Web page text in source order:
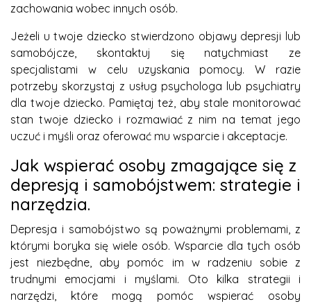
zachowania wobec innych osób.
Jeżeli u twoje dziecko stwierdzono objawy depresji lub
samobójcze, skontaktuj się natychmiast ze
specjalistami w celu uzyskania pomocy. W razie
potrzeby skorzystaj z usług psychologa lub psychiatry
dla twoje dziecko. Pamiętaj też, aby stale monitorować
stan twoje dziecko i rozmawiać z nim na temat jego
uczuć i myśli oraz oferować mu wsparcie i akceptacje.
Jak wspierać osoby zmagające się z
depresją i samobójstwem: strategie i
narzędzia.
Depresja i samobójstwo są poważnymi problemami, z
którymi boryka się wiele osób. Wsparcie dla tych osób
jest niezbędne, aby pomóc im w radzeniu sobie z
trudnymi emocjami i myślami. Oto kilka strategii i
narzędzi, które mogą pomóc wspierać osoby